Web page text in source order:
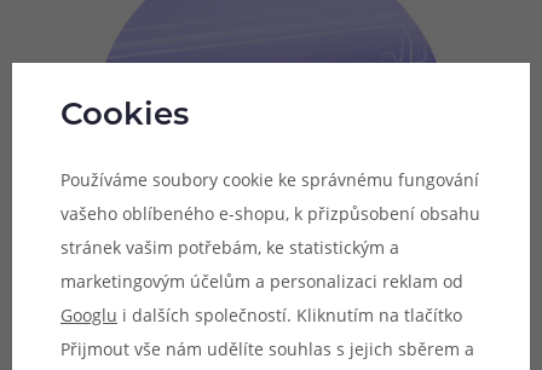
Cookies
Používáme soubory cookie ke správnému fungování
vašeho oblíbeného e-shopu, k přizpůsobení obsahu
stránek vašim potřebám, ke statistickým a
marketingovým účelům a personalizaci reklam od
Googlu i dalších společností. Kliknutím na tlačítko
Přijmout vše nám udělíte souhlas s jejich sběrem a